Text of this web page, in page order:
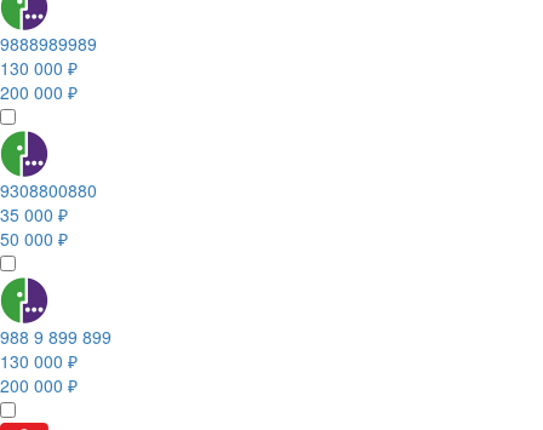
9888989989
130 000 ₽
200 000 ₽
9308800880
35 000 ₽
50 000 ₽
988 9 899 899
130 000 ₽
200 000 ₽